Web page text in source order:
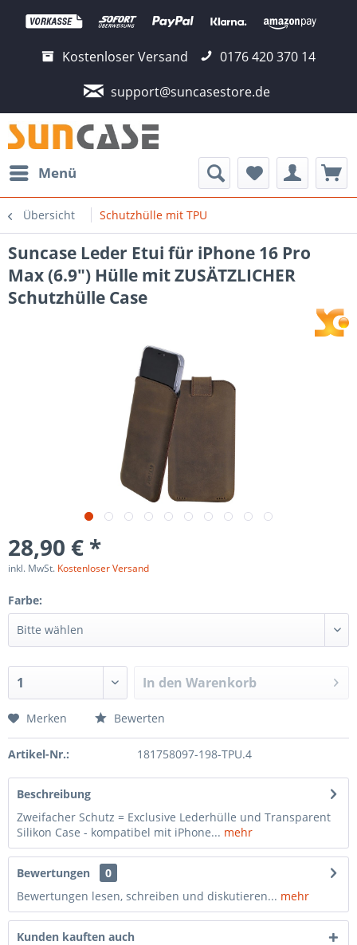
Kostenloser Versand
0176 420 370 14
support@suncasestore.de
Menü
Übersicht Schutzhülle mit TPU
Suncase Leder Etui für iPhone 16 Pro
Max (6.9") Hülle mit ZUSÄTZLICHER
Schutzhülle Case
28,90 € *
inkl. MwSt. Kostenloser Versand
Farbe:
In den Warenkorb
Merken Bewerten
Artikel-Nr.: 181758097-198-TPU.4
Beschreibung
Zweifacher Schutz = Exclusive Lederhülle und Transparent
Silikon Case - kompatibel mit iPhone... mehr
Bewertungen
0
Bewertungen lesen, schreiben und diskutieren... mehr
Kunden kauften auch